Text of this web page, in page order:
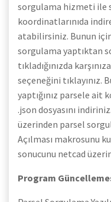
sorgulama hizmeti ile
koordinatlarınıda
atabilirsiniz. Bunun
sorgulama yaptıktan
tıkladığınızda
seçeneğini tıklayınız.
yaptığınız parsele
.json dosyasını
üzerinden parsel
Açılması makrosunu
sonucunu netcad
Program